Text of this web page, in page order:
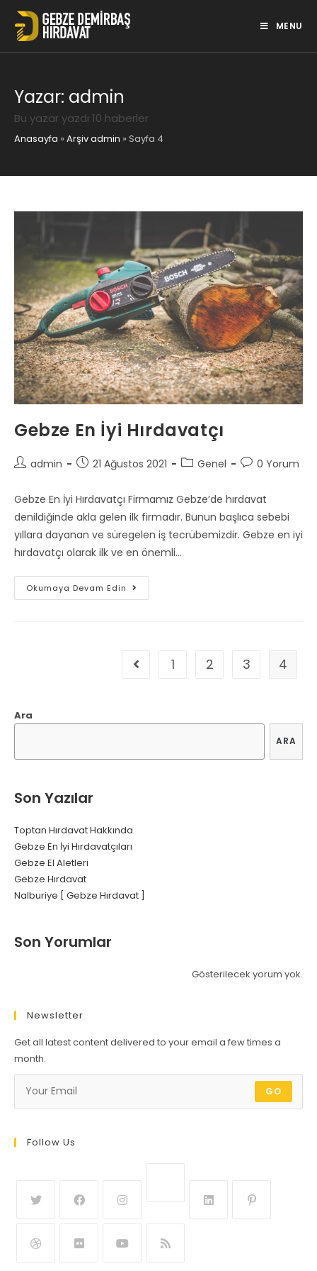
Skip
content
MENU
Yazar: admin
Bu yazar yazdı 10 haberler
Anasayfa » Arşiv admin » Sayfa 4
Gebze En İyi Hırdavatçı
Postadmin
Post21 Ağustos 2021
PostGenel
Post0 Yorum
Gebze En İyi Hırdavatçı Firmamız Gebze’de hırdavat
denildiğinde akla gelen ilk firmadır. Bunun başlıca sebebi
yıllara dayanan ve süregelen iş tecrübemizdir. Gebze en iyi
hırdavatçı olarak ilk ve en önemli…
Okumaya Devam Edin Gebze
En
Go to the previous page
1 2 3 4
Ara
ARA
Son Yazılar
Toptan Hırdavat Hakkında
Gebze En İyi Hırdavatçıları
Gebze El Aletleri
Gebze Hırdavat
Nalburiye [ Gebze Hırdavat ]
Son Yorumlar
Gösterilecek yorum yok.
Newsletter
Get all latest content delivered to your email a few times a
month.
GO
Follow Us